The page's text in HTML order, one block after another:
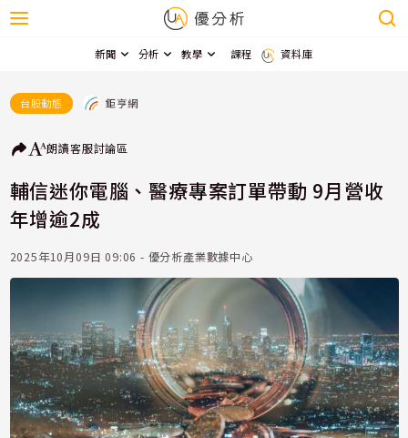
新聞 分析 教學 課程 資料庫
台股動態 鉅亨網
朗讀客服討論區
輔信迷你電腦、醫療專案訂單帶動 9月營收
年增逾2成
2025年10月09日 09:06 - 優分析產業數據中心